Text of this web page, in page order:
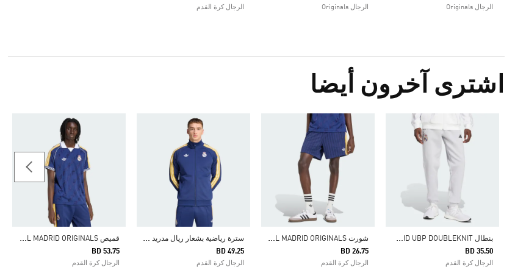
الرجال Originals الرجال Originals الرجال كرة القدم
اشترى آخرون أيضا
ب
نطال REAL MADRID UBP DOUBLEKNIT
BD 35.50
الرجال كرة القدم
ش
ورت REAL MADRID ORIGINALS
BD 26.75
الرجال كرة القدم
س
ترة رياضية بشعار ريال مدريد من تشكيلة أوريجينالز
BD 49.25
الرجال كرة القدم
ق
ميص REAL MADRID ORIGINALS
BD 53.75
الرجال كرة القدم